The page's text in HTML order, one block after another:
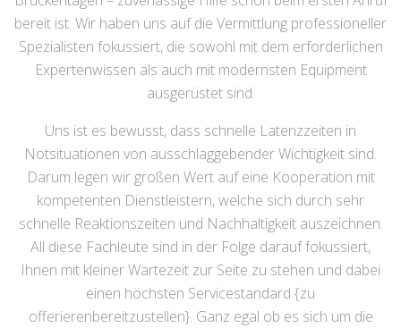
bereit ist. Wir haben uns auf die Vermittlung professioneller
Spezialisten fokussiert, die sowohl mit dem erforderlichen
Expertenwissen als auch mit modernsten Equipment
ausgerüstet sind.
Uns ist es bewusst, dass schnelle Latenzzeiten in
Notsituationen von ausschlaggebender Wichtigkeit sind.
Darum legen wir großen Wert auf eine Kooperation mit
kompetenten Dienstleistern, welche sich durch sehr
schnelle Reaktionszeiten und Nachhaltigkeit auszeichnen.
All diese Fachleute sind in der Folge darauf fokussiert,
Ihnen mit kleiner Wartezeit zur Seite zu stehen und dabei
einen höchsten Servicestandard {zu
offerierenbereitzustellen}. Ganz egal ob es sich um die